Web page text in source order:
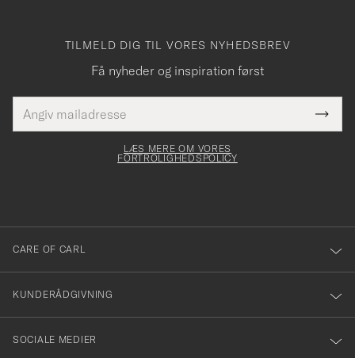
TILMELD DIG TIL VORES NYHEDSBREV
Få nyheder og inspiration først
mailadresse
skal
Tack
för
dig
till
vårt
nyhetsbrev!
LÆS MERE OM VORES
FORTROLIGHEDSPOLICY
CARE OF CARL
KUNDERÅDGIVNING
SOCIALE MEDIER